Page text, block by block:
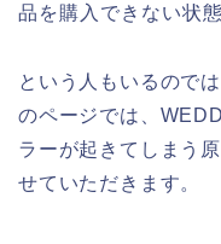
品を購入できない状
という人もいるので
のページでは、
ラーが起きてしまう
せていただきます。